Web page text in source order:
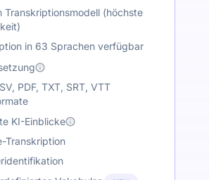
Transkriptionsmodell (höchste
in 63 Sprachen verfügbar
PDF, TXT, SRT, VTT
KI-Einblicke
Transkription